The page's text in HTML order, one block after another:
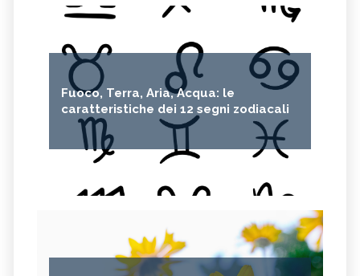
Fuoco, Terra, Aria, Acqua: le
caratteristiche dei 12 segni zodiacali